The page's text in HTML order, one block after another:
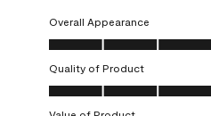
Overall Appearance
Overall Appearance, 5.0 out of 5
Quality of Product
Quality of Product, 5.0 out of 5